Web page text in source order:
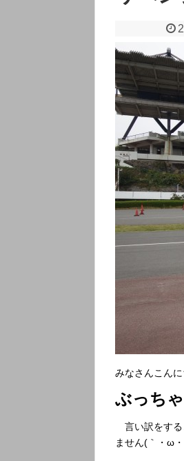
みなさんこん
ぶっち
言い訳をする
ません(｀・ω・